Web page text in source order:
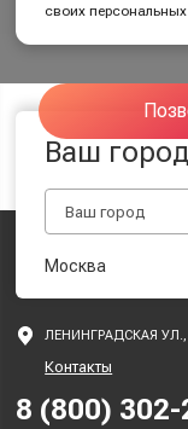
своих
Ваш
Москва
ЛЕНИНГРАДСКАЯ
Контакты
8 (800)